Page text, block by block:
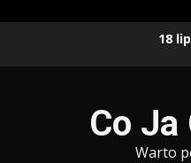
18
Co Ja
Warto